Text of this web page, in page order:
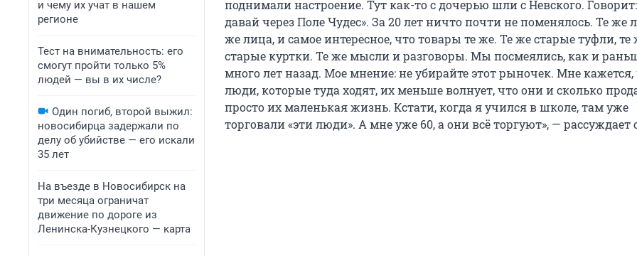
и чему их учат в нашем
регионе
Тест на внимательность: его
смогут пройти только 5%
людей — вы в их числе?
Один погиб, второй выжил:
новосибирца задержали по
делу об убийстве — его искали
35 лет
На въезде в Новосибирск на
три месяца ограничат
движение по дороге из
Ленинска-Кузнецкого — карта
поднимали настроение. Тут как-то с дочерью шли с Невского.
давай через Поле Чудес». За 20 лет ничто почти не поменялось. Те же
же лица, и самое интересное, что товары те же. Те же старые туфли, те
старые куртки. Те же мысли и разговоры. Мы посмеялись, как и
много лет назад. Мое мнение: не убирайте этот рыночек. Мне кажется,
люди, которые туда ходят, их меньше волнует, что они и сколько
просто их маленькая жизнь. Кстати, когда я учился в школе, там уже
торговали «эти люди». А мне уже 60, а они всё торгуют», — рассуждает